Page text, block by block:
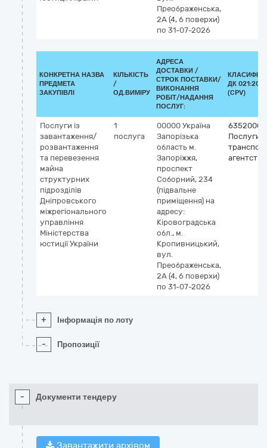
Преображенська,
2А (4, 6 поверхи)
по 31-07-2026
КОНКРЕТНА НАЗВА
ПРЕДМЕТА
ЗАКУПІВЛІ
КІЛЬКІСТЬ
/
ОД.ВИМІРУ
АДРЕСА
ДОСТАВКИ /
СТРОК ПОСТАВКИ/
ВИКОНАННЯ
РОБІТ/НАДАННЯ
ПОСЛУГ:
ДК 021:2015
(CPV)
Послуги із
завантаження/
розвантаження
та перевезення
майна
структурних
підрозділів
Дніпровського
міжрегіонального
управління
Міністерства
юстиції України
1
послуга
00000 Україна
Запорізька
область м.
Запоріжжя,
проспект
Соборний, 234
(підвальне
приміщення) на
адресу:
Кіровоградська
обл., м.
Кропивницький,
вул.
Преображенська,
2А (4, 6 поверхи)
по 31-07-2026
Послуги
агентств
+ Інформація по лоту
- Пропозиції
- Документи тендеру
Завантажити архівом